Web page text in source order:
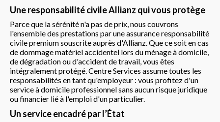
Une responsabilité civile Allianz qui vous protège
Parce que la sérénité n'a pas de prix, nous couvrons
l'ensemble des prestations par une assurance responsabilité
civile premium souscrite auprès d'Allianz. Que ce soit en cas
de dommage matériel accidentel lors du ménage à domicile,
de dégradation ou d'accident de travail, vous êtes
intégralement protégé. Centre Services assume toutes les
responsabilités en tant qu'employeur : vous profitez d'un
service à domicile professionnel sans aucun risque juridique
ou financier lié à l'emploi d'un particulier.
Un service encadré par l’État